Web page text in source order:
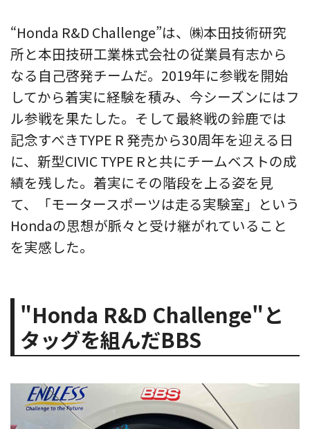
“Honda R&D Challenge”は、㈱本田技術研究
所と本田技研工業株式会社の従業員有志から
なる自己啓発チームだ。2019年に参戦を開始
してから着実に経験を積み、今シーズンにはフ
ル参戦を果たした。そして最終戦の鈴鹿では
記念すべきTYPE R 発売から30周年を迎える日
に、新型CIVIC TYPE Rと共にチームベストの成
績を残した。着実にその階段を上る姿を見
て、「モータースポーツは走る実験室」という
Hondaの思想が脈々と受け継がれていること
を実感した。
"Honda R&D Challenge"と
タッグを組んだBBS